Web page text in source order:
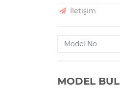
İletişim
MODEL BUL